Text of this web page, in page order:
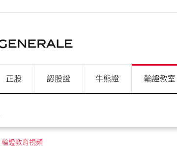
正股 認股證 牛熊證 輪證教室
輪證教育視頻